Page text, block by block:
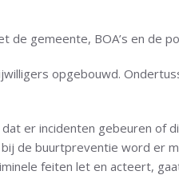
gemeente, BOA’s en de
opgebouwd.
er incidenten gebeuren of
de buurtpreventie word er
feiten let en acteert,